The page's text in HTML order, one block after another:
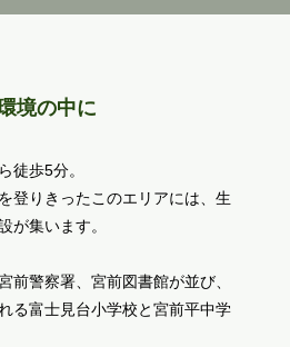
境の中に
徒歩5分。
登りきったこのエリアには、生
が集います。
前警察署、宮前図書館が並び、
る富士見台小学校と宮前平中学